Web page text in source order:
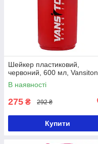
Шейкер пластиковий,
червоний, 600 мл, Vansiton
В наявності
275 ₴ 292 ₴
Купити